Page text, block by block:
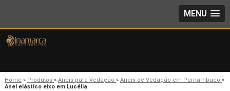
MENU
Home » Produtos » Anéis para Vedação » Anéis de Vedação em Pernambuco »
Anel elástico eixo em Lucélia